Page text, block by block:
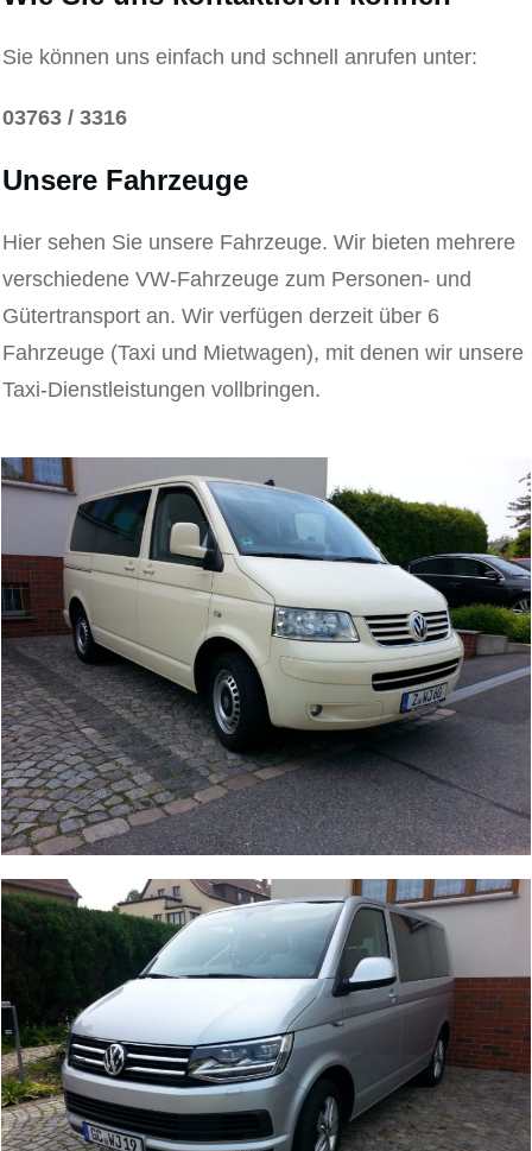
Sie können uns einfach und schnell anrufen unter:
03763 / 3316
Unsere Fahrzeuge
Hier sehen Sie unsere Fahrzeuge. Wir bieten mehrere
verschiedene VW-Fahrzeuge zum Personen- und
Gütertransport an. Wir verfügen derzeit über 6
Fahrzeuge (Taxi und Mietwagen), mit denen wir unsere
Taxi-Dienstleistungen vollbringen.